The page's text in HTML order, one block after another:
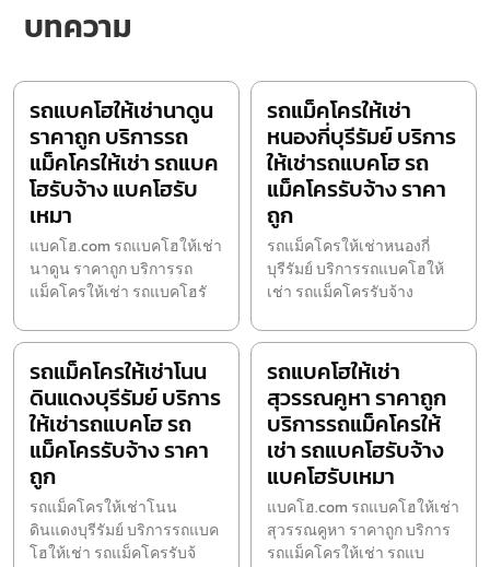
บทความ
รถแบคโฮให้เช่านาดูน
ราคาถูก บริการรถ
แม็คโครให้เช่า รถแบค
โฮรับจ้าง แบคโฮรับ
เหมา
แบคโฮ.com รถแบคโฮให้เช่า
นาดูน ราคาถูก บริการรถ
แม็คโครให้เช่า รถแบคโฮรั
รถแม็คโครให้เช่า
หนองกี่บุรีรัมย์ บริการ
ให้เช่ารถแบคโฮ รถ
แม็คโครรับจ้าง ราคา
ถูก
รถแม็คโครให้เช่าหนองกี่
บุรีรัมย์ บริการรถแบคโฮให้
เช่า รถแม็คโครรับจ้าง
รถแม็คโครให้เช่าโนน
ดินแดงบุรีรัมย์ บริการ
ให้เช่ารถแบคโฮ รถ
แม็คโครรับจ้าง ราคา
ถูก
รถแม็คโครให้เช่าโนน
ดินแดงบุรีรัมย์ บริการรถแบค
โฮให้เช่า รถแม็คโครรับจ้
รถแบคโฮให้เช่า
สุวรรณคูหา ราคาถูก
บริการรถแม็คโครให้
เช่า รถแบคโฮรับจ้าง
แบคโฮรับเหมา
แบคโฮ.com รถแบคโฮให้เช่า
สุวรรณคูหา ราคาถูก บริการ
รถแม็คโครให้เช่า รถแบ